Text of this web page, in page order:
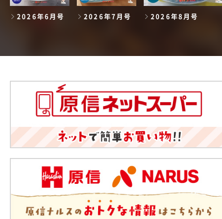
2026年6月号 2026年7月号 2026年8月号